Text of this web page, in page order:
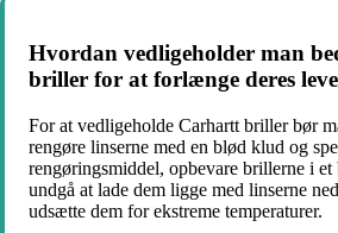
Hvordan vedligeholder man
briller for at forlænge deres
For at vedligeholde Carhartt briller bør
rengøre linserne med en blød klud og
rengøringsmiddel, opbevare brillerne i et
undgå at lade dem ligge med linserne
udsætte dem for ekstreme temperaturer.